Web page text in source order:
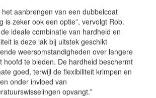
het aanbrengen van een dubbelcoat
is zeker ook een optie”, vervolgt Rob.
de ideale combinatie van hardheid en
is deze lak bij uitstek geschikt
weersomstandigheden over langere
hoofd te bieden. De hardheid beschermt
goed, terwijl de flexibiliteit krimpen en
onder invloed van
opvangt.”